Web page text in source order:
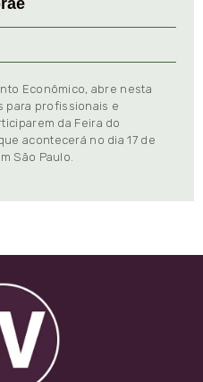
Econômico, abre nesta
para profissionais e
da Feira do
acontecerá no dia 17 de
São Paulo.